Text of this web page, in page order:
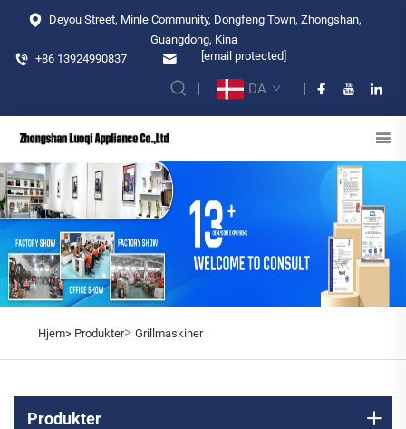
Deyou Street, Minle Community, Dongfeng Town, Zhongshan,
Guangdong, Kina
+86 13924990837
[email protected]
DA
Hjem> Produkter> Grillmaskiner
Produkter